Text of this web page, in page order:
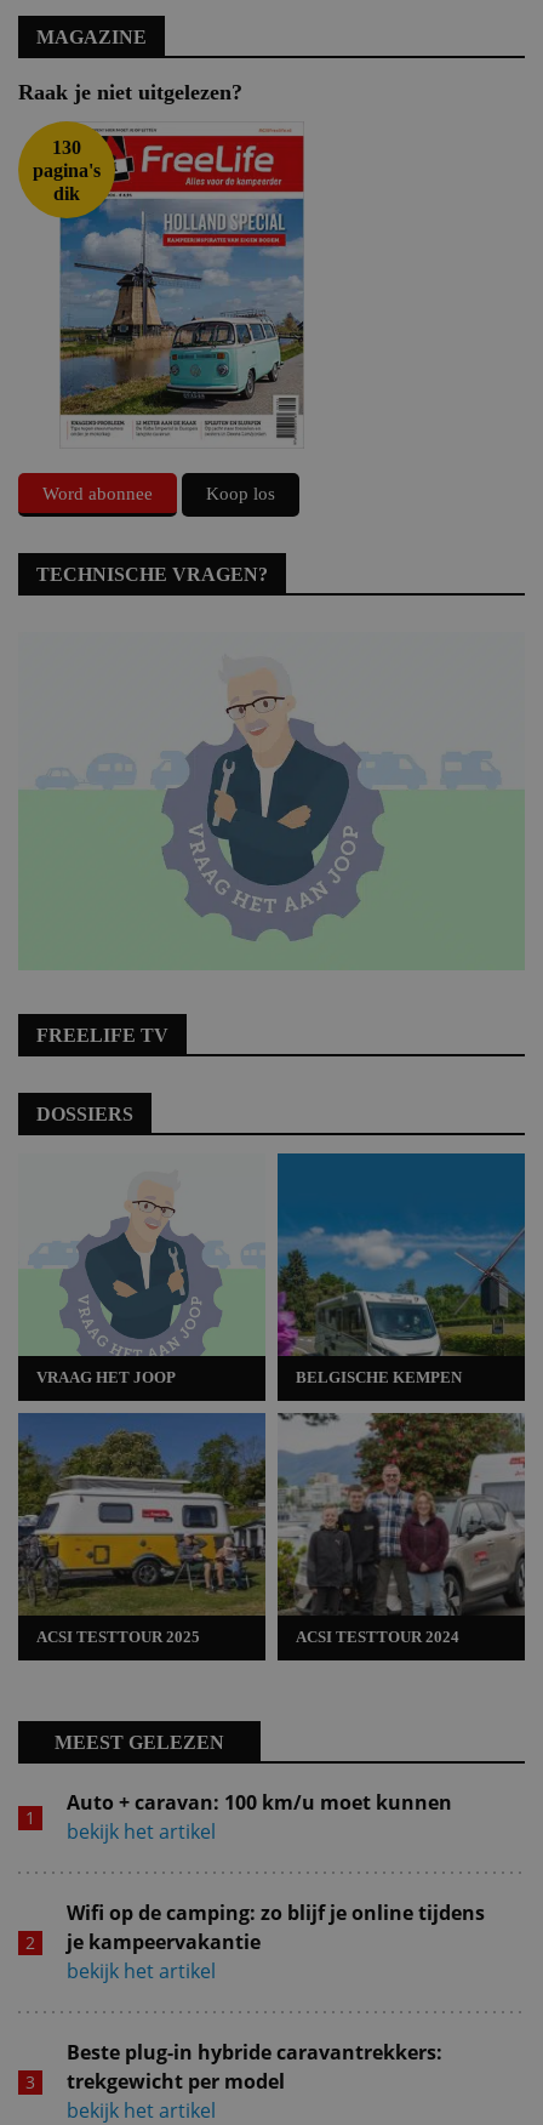
MAGAZINE
Raak je niet uitgelezen?
130
pagina's
dik
Word abonnee Koop los
TECHNISCHE VRAGEN?
FREELIFE TV
DOSSIERS
VRAAG HET JOOP
ACSI TESTTOUR 2025
BELGISCHE KEMPEN
ACSI TESTTOUR 2024
MEEST GELEZEN
Auto + caravan: 100 km/u moet kunnen
bekijk het artikel
Wifi op de camping: zo blijf je online tijdens
je kampeervakantie
bekijk het artikel
Beste plug-in hybride caravantrekkers:
trekgewicht per model
bekijk het artikel